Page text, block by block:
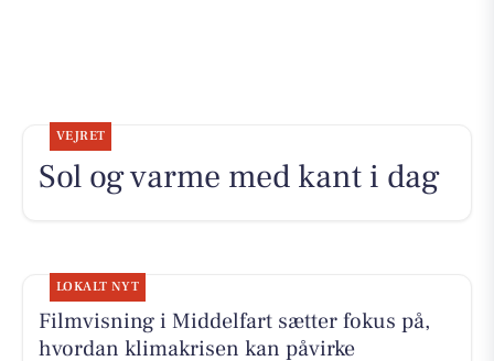
VEJRET
Sol og varme med kant i dag
LOKALT NYT
Filmvisning i Middelfart sætter fokus på,
hvordan klimakrisen kan påvirke